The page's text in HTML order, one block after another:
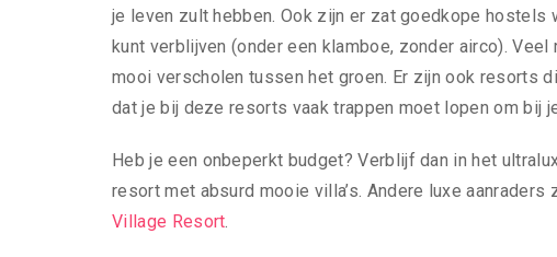
je leven zult hebben. Ook zijn er zat goedkope hostels
kunt verblijven (onder een klamboe, zonder airco).
mooi verscholen tussen het groen. Er zijn ook resorts
dat je bij deze resorts vaak trappen moet lopen om bij
Heb je een onbeperkt budget? Verblijf dan in het
resort met absurd mooie villa’s. Andere luxe aanraders
Village Resort.